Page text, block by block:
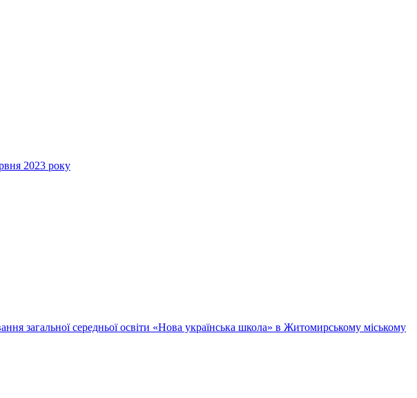
2023 року
загальної середньої освіти «Нова українська школа» в Житомирському міському